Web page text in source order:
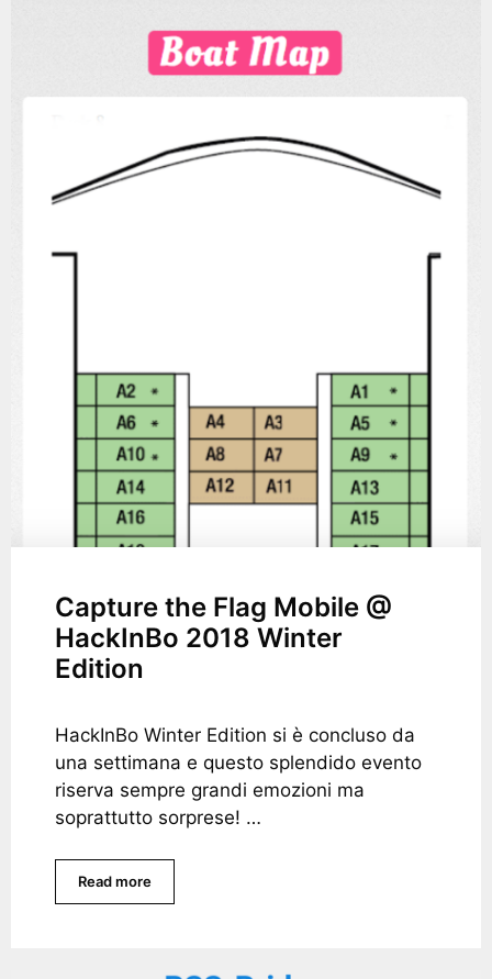
Capture the Flag Mobile @
HackInBo 2018 Winter
Edition
HackInBo Winter Edition si è concluso da
una settimana e questo splendido evento
riserva sempre grandi emozioni ma
soprattutto sorprese! …
Read more